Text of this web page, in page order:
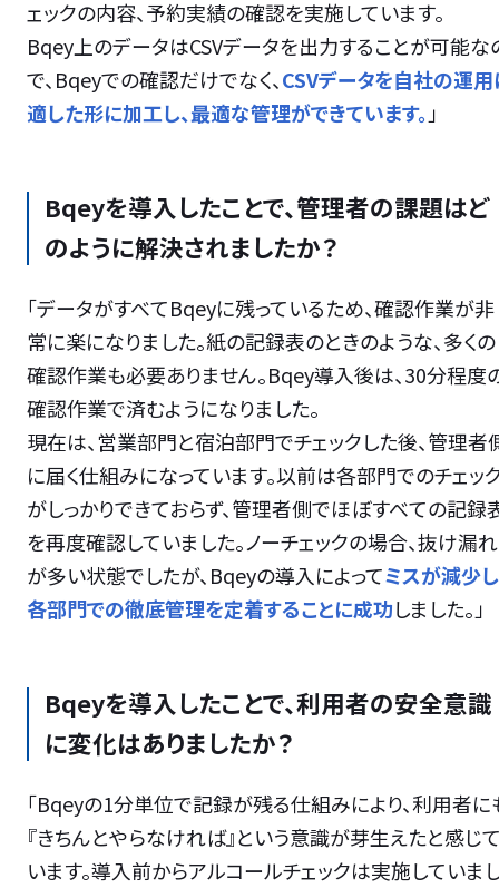
ェックの内容、予約実績の確認を実施しています。
Bqey上のデータはCSVデータを出力することが可能な
で、Bqeyでの確認だけでなく、CSVデータを自社の運用
適した形に加工し、最適な管理ができています。」
Bqeyを導入したことで、管理者の課題はど
のように解決されましたか？
「データがすべてBqeyに残っているため、確認作業が非
常に楽になりました。紙の記録表のときのような、多くの
確認作業も必要ありません。Bqey導入後は、30分程度
確認作業で済むようになりました。
現在は、営業部門と宿泊部門でチェックした後、管理者
に届く仕組みになっています。以前は各部門でのチェッ
がしっかりできておらず、管理者側でほぼすべての記録
を再度確認していました。ノーチェックの場合、抜け漏れ
が多い状態でしたが、Bqeyの導入によってミスが減少し
各部門での徹底管理を定着することに成功しました。」
Bqeyを導入したことで、利用者の安全意識
に変化はありましたか？
「Bqeyの1分単位で記録が残る仕組みにより、利用者に
『きちんとやらなければ』という意識が芽生えたと感じ
います。導入前からアルコールチェックは実施していま